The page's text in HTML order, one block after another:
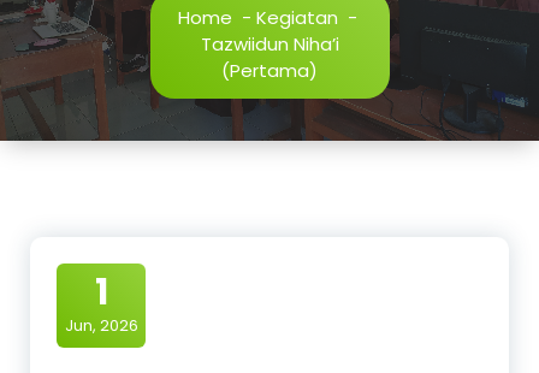
Home - Kegiatan -
Tazwiidun Niha’i
(Pertama)
1
Jun, 2026